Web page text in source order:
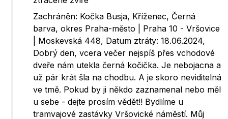
Zachráněn: Kočka Busja, Kříženec, Černá
barva, okres Praha-město | Praha 10 - Vršovice
| Moskevská 448, Datum ztráty: 18.06.2024,
Dobrý den, vcera večer nejspíš přes vchodové
dveře nám utekla černá kočička. Je nebojacna a
už pár krát šla na chodbu. A je skoro neviditelná
ve tmě. Pokud by ji někdo zaznamenal nebo měl
u sebe - dejte prosím vědět!! Bydlíme u
tramvajové zastávky Vršovické náměstí. Můj